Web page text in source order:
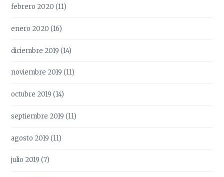
febrero 2020 (11)
enero 2020 (16)
diciembre 2019 (14)
noviembre 2019 (11)
octubre 2019 (14)
septiembre 2019 (11)
agosto 2019 (11)
julio 2019 (7)